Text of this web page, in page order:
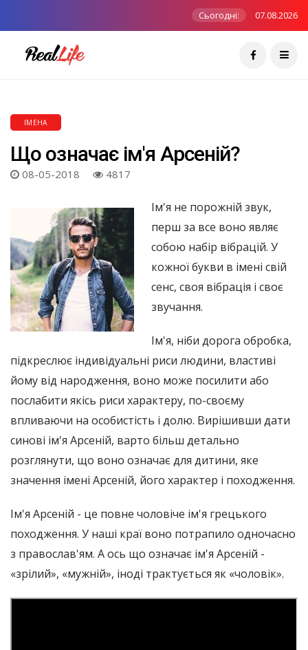
Сьогодні: 07.08.2026
ІМЕНА
Що означає ім'я Арсеній?
08-05-2018 4817
Ім'я не порожній звук,
перш за все воно являє
собою набір вібрацій. У
кожної букви в імені свій
сенс, своя вібрація і своє
звучання.
Ім'я, ніби дорога обробка,
підкреслює індивідуальні риси людини, властиві
йому від народження, воно може посилити або
послабити якісь риси характеру, по-своєму
впливаючи на особистість і долю. Вирішивши дати
синові ім'я Арсеній, варто більш детально
розглянути, що воно означає для дитини, яке
значення імені Арсеній, його характер і походження.
Ім'я Арсеній - це повне чоловіче ім'я грецького
походження. У наші краї воно потрапило одночасно
з православ'ям. А ось що означає ім'я Арсеній -
«зрілий», «мужній», іноді трактується як «чоловік».